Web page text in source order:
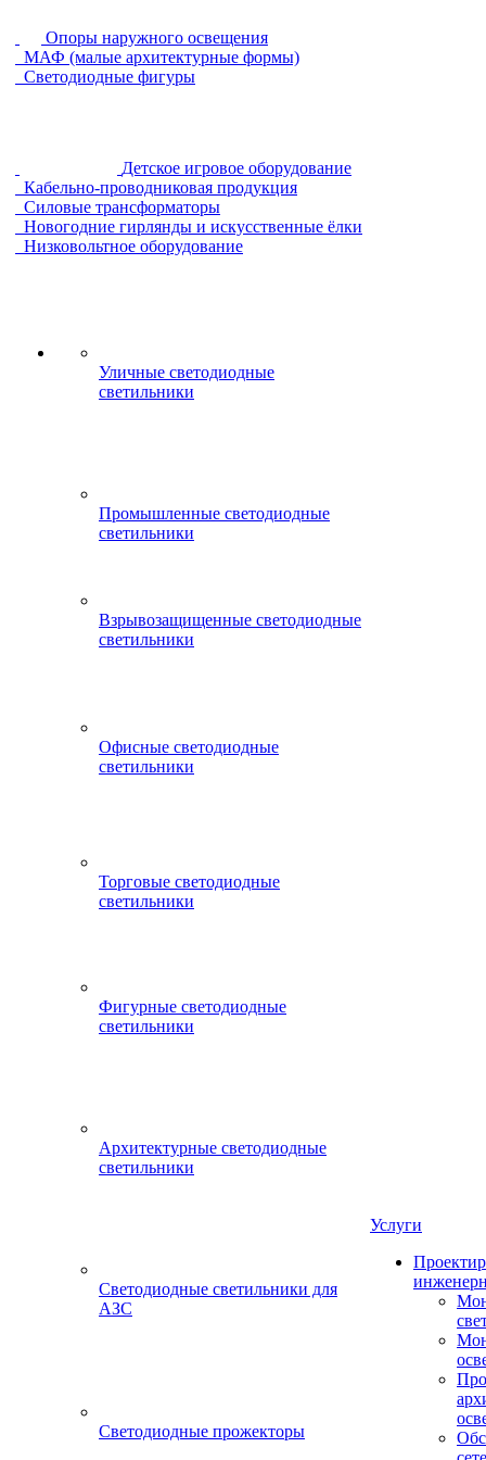
Опоры наружного освещения
МАФ (малые архитектурные формы)
Светодиодные фигуры
Детское игровое оборудование
Кабельно-проводниковая продукция
Силовые трансформаторы
Новогодние гирлянды и искусственные ёлки
Низковольтное оборудование
Уличные светодиодные
светильники
Промышленные светодиодные
светильники
Взрывозащищенные светодиодные
светильники
Офисные светодиодные
светильники
Торговые светодиодные
светильники
Фигурные светодиодные
светильники
Архитектурные светодиодные
светильники
Светодиодные светильники для
АЗС
Светодиодные прожекторы
Услуги